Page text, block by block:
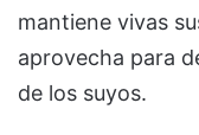
mantiene vivas
aprovecha para
de los suyos.